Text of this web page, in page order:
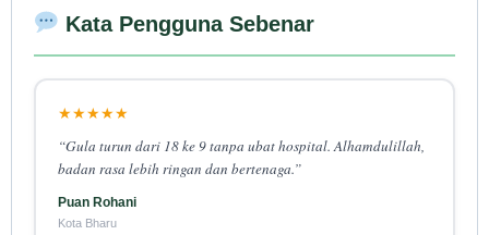
Kata Pengguna Sebenar
★★★★★
“Gula turun dari 18 ke 9 tanpa ubat hospital. Alhamdulillah,
badan rasa lebih ringan dan bertenaga.”
Puan Rohani
Kota Bharu